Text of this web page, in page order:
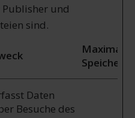
und
sind.
Maximale
Daten
Besuche des